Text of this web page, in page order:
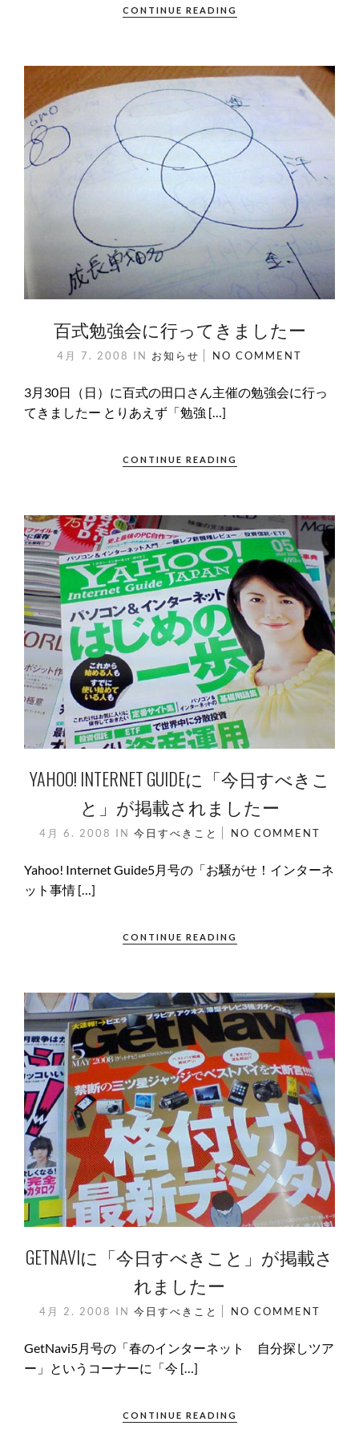
CONTINUE READING
百式勉強会に行ってきましたー
4月 7. 2008 IN お知らせ NO COMMENT
3月30日（日）に百式の田口さん主催の勉強会に行っ
てきましたー とりあえず「勉強 […]
CONTINUE READING
YAHOO! INTERNET GUIDEに「今日すべきこ
と」が掲載されましたー
4月 6. 2008 IN 今日すべきこと NO COMMENT
Yahoo! Internet Guide5月号の「お騒がせ！インターネ
ット事情 […]
CONTINUE READING
GETNAVIに「今日すべきこと」が掲載さ
れましたー
4月 2. 2008 IN 今日すべきこと NO COMMENT
GetNavi5月号の「春のインターネット 自分探しツア
ー」というコーナーに「今 […]
CONTINUE READING